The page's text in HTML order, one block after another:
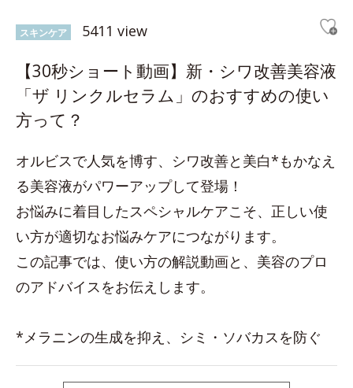
スキンケア 5411 view
【30秒ショート動画】新・シワ改善美容液
「ザ リンクルセラム」のおすすめの使い
方って？
オルビスで人気を博す、シワ改善と美白*もかなえ
る美容液がパワーアップして登場！
お悩みに着目したスペシャルケアこそ、正しい使
い方が適切なお悩みケアにつながります。
この記事では、使い方の解説動画と、美容のプロ
のアドバイスをお伝えします。
*メラニンの生成を抑え、シミ・ソバカスを防ぐ